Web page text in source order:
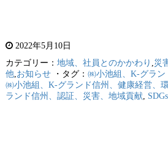
2022年5月10日
カテゴリー： 地域、社員とのかかわり 災
他, お知らせ・タグ： ㈱小池組、K-グラ
㈱小池組、K-グランド信州、健康経営、
ランド信州、認証、災害、地域貢献, SDGs,